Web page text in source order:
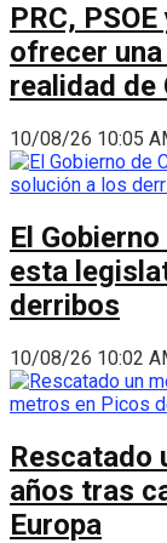
PRC,
ofrecer
realidad de
10/08/26 10:05
El
esta
derribos
10/08/26 10:02
Rescatado
años tras
Europa